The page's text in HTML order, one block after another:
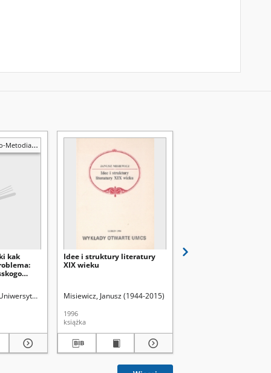
kak
Marii Curie-Skłodowskiej (Lublin). Zakład Językoznawstwa
Idee i struktury literatury
XIX wieku
Misiewicz, Janusz (1944-2015)
1996
książka